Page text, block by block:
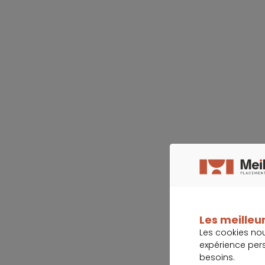
Les
Les cookies
expérience
besoins.